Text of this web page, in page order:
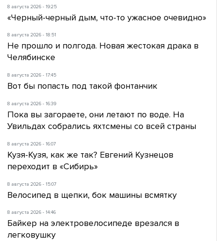
8 августа 2026 - 19:25
«Черный-черный дым, что-то ужасное очевидно»
8 августа 2026 - 18:51
Не прошло и полгода. Новая жестокая драка в
Челябинске
8 августа 2026 - 17:45
Вот бы попасть под такой фонтанчик
8 августа 2026 - 16:39
Пока вы загораете, они летают по воде. На
Увильдах собрались яхтсмены со всей страны
8 августа 2026 - 16:07
Кузя-Кузя, как же так? Евгений Кузнецов
переходит в «Сибирь»
8 августа 2026 - 15:07
Велосипед в щепки, бок машины всмятку
8 августа 2026 - 14:46
Байкер на электровелосипеде врезался в
легковушку